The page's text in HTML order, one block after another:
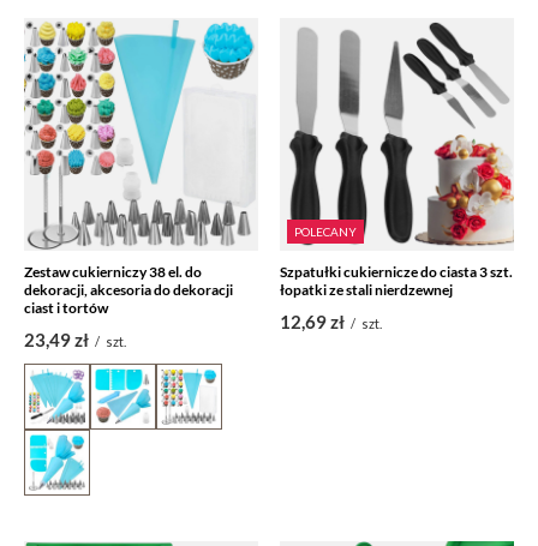
Zestaw cukierniczy 38 el. do
dekoracji, akcesoria do dekoracji
ciast i tortów
23,49 zł / szt.
POLECANY
Szpatułki cukiernicze do ciasta 3 szt.
łopatki ze stali nierdzewnej
12,69 zł / szt.